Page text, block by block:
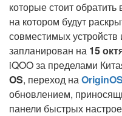
которые стоит
на котором будут
совместимых
запланирован на 15
iQOO за пределами
OS, переход на
обновлением,
панели быстрых